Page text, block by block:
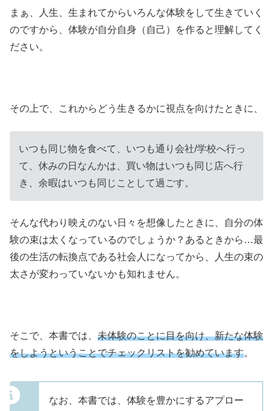
まぁ、人生、生まれてからいろんな体験をして生きていく
のですから、体験が自分自身（自己）を作ると理解してく
ださい。
その上で、これからどう生きるかに視点を向けたときに、
いつも同じ物を食べて、いつも通り会社/学校へ行っ
て、休みの日なんかは、買い物はいつも同じ店へ行
き、余暇はいつも同じことして過ごす。
そんな代わり映えのない日々を想像したときに、自分の体
験の束は太くなっているのでしょうか？あるときから…最
後の生活の転換点である社会人になってから、人生の束の
太さが変わっていないかも知れません。
そこで、本書では、 未体験のことに目を向け、新たな体験
をしようということでチェックリストを勧めています。
なお、本書では、体験を豊かにするアプロー